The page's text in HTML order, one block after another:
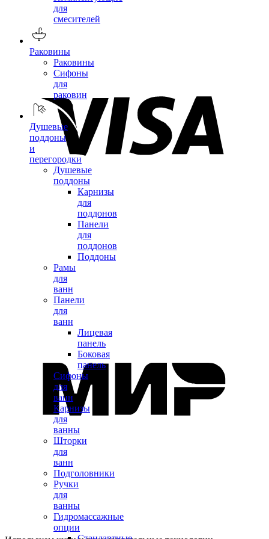
для
смесителей
Раковины
Раковины
Сифоны
для
раковин
Душевые
поддоны
и
перегородки
Душевые
поддоны
Карнизы
для
поддонов
Панели
для
поддонов
Поддоны
Рамы
для
ванн
Панели
для
ванн
Лицевая
панель
Боковая
панель
Сифоны
для
ванн
Карнизы
для
ванны
Шторки
для
ванн
Подголовники
Ручки
для
ванны
Гидромассажные
опции